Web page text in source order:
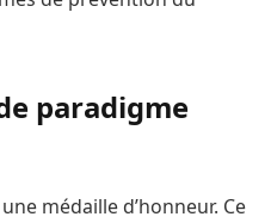
paradigme
médaille d’honneur. Ce